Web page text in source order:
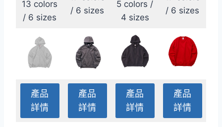
13 colors
/ 6 sizes
/ 6 sizes
5 colors /
4 sizes
/ 6 sizes
產品
詳情
產品
詳情
產品
詳情
產品
詳情